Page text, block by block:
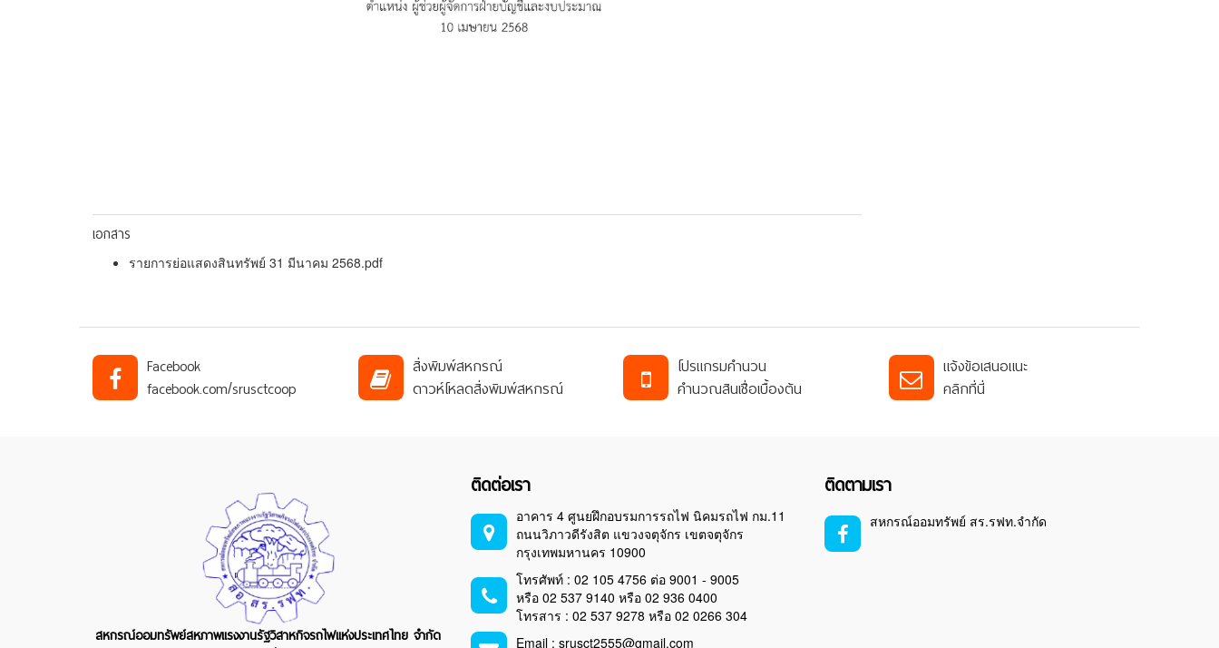
เอกสาร
รายการย่อแสดงสินทรัพย์ 31 มีนาคม 2568.pdf
Facebook
facebook.com/srusctcoop
สิ่งพิมพ์สหกรณ์
ดาวห์โหลดสิ่งพิมพ์สหกรณ์
โปรแกรมคำนวน
คำนวณสินเชื่อเบื้องต้น
แจ้งข้อเสนอแนะ
คลิกที่นี่
สหกรณ์ออมทรัพย์สหภาพแรงงานรัฐวิสาหกิจรถไฟแห่งประเทศไทย จำกัด
ติดต่อเรา
อาคาร 4 ศูนยฝึกอบรมการรถไฟ นิคมรถไฟ กม.11
ถนนวิภาวดีรังสิต แขวงจตุจักร เขตจตุจักร
กรุงเทพมหานคร 10900
โทรศัพท์ : 02 105 4756 ต่อ 9001 - 9005
หรือ 02 537 9140 หรือ 02 936 0400
โทรสาร : 02 537 9278 หรือ 02 0266 304
Email : srusct2555@gmail.com
ติดตามเรา
สหกรณ์ออมทรัพย์ สร.รฟท.จำกัด